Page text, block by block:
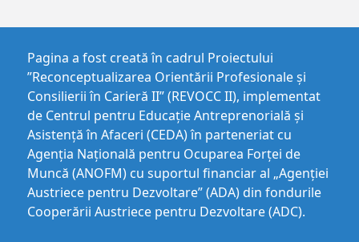
Pagina a fost creată în cadrul Proiectului
”Reconceptualizarea Orientării Profesionale și
Consilierii în Carieră II” (REVOCC II), implementat
de Centrul pentru Educaţie Antreprenorială şi
Asistenţă în Afaceri (CEDA) în parteneriat cu
Agenția Națională pentru Ocuparea Forței de
Muncă (ANOFM) cu suportul financiar al „Agenției
Austriece pentru Dezvoltare” (ADA) din fondurile
Cooperării Austriece pentru Dezvoltare (ADC).